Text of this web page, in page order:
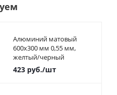
Алюминий матовый
600х300 мм 0,55 мм,
желтый/черный
423руб./шт